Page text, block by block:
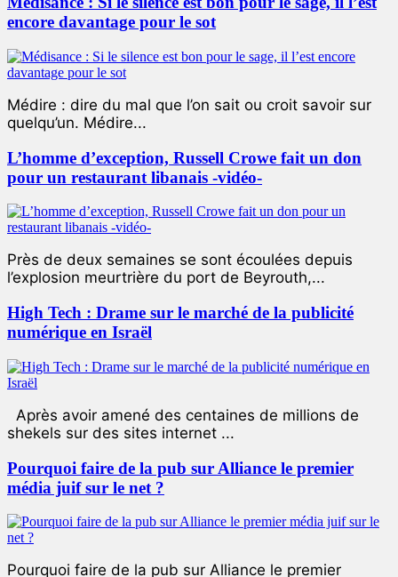
encore davantage pour le sot
Médire : dire du mal que l’on sait ou croit savoir sur
quelqu’un. Médire...
L’homme d’exception, Russell Crowe fait un don
pour un restaurant libanais -vidéo-
Près de deux semaines se sont écoulées depuis
l’explosion meurtrière du port de Beyrouth,...
High Tech : Drame sur le marché de la publicité
numérique en Israël
Après avoir amené des centaines de millions de
shekels sur des sites internet ...
Pourquoi faire de la pub sur Alliance le premier
média juif sur le net ?
Pourquoi faire de la pub sur Alliance le premier